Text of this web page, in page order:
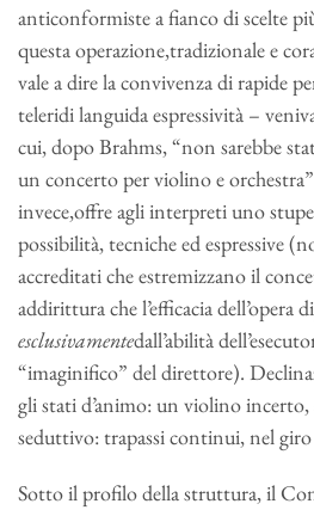
anticonformiste a fianco di scelte
questa operazione,tradizionale e
vale a dire la convivenza di rapide
teleridi languida espressività –
cui, dopo Brahms, “non sarebbe
un concerto per violino e
invece,offre agli interpreti uno
possibilità, tecniche ed espressive
accreditati che estremizzano il
addirittura che l’efficacia dell’opera
esclusivamentedall’abilità
“imaginifico” del direttore).
gli stati d’animo: un violino incerto,
seduttivo: trapassi continui, nel
Sotto il profilo della struttura, il